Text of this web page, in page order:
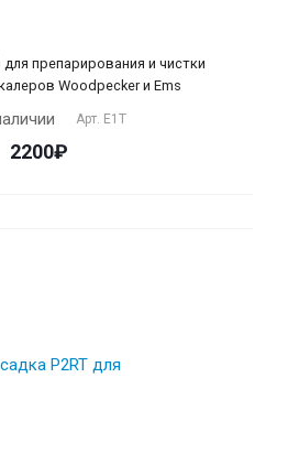
для препарирования и чистки
Woodpecker и Ems
Арт. Е1Т
2200₽